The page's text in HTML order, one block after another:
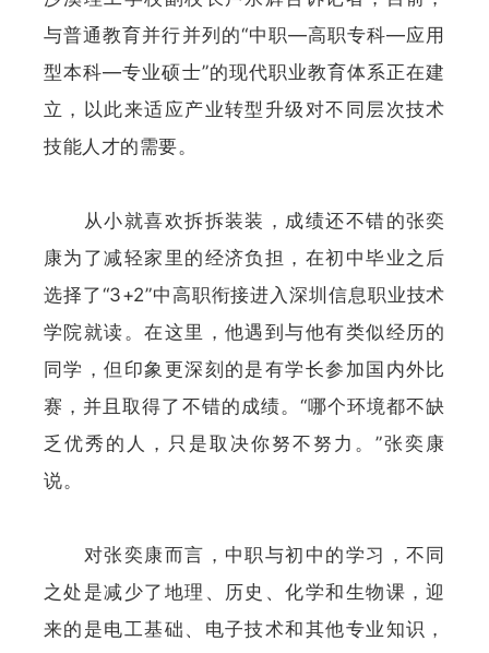
与普通教育并行并列的“中职—高职专科—应用
型本科—专业硕士”的现代职业教育体系正在建
立，以此来适应产业转型升级对不同层次技术
技能人才的需要。
从小就喜欢拆拆装装，成绩还不错的张奕
康为了减轻家里的经济负担，在初中毕业之后
选择了“3+2”中高职衔接进入深圳信息职业技术
学院就读。在这里，他遇到与他有类似经历的
同学，但印象更深刻的是有学长参加国内外比
赛，并且取得了不错的成绩。“哪个环境都不缺
乏优秀的人，只是取决你努不努力。”张奕康
说。
对张奕康而言，中职与初中的学习，不同
之处是减少了地理、历史、化学和生物课，迎
来的是电工基础、电子技术和其他专业知识，